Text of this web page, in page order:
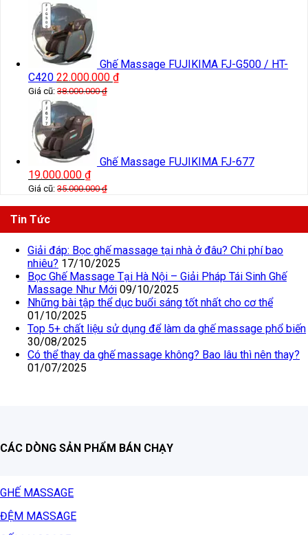
Ghế Massage FUJIKIMA FJ-G500 / HT-
C420 22.000.000 ₫
Giá cũ: 38.000.000₫
Ghế Massage FUJIKIMA FJ-677
19.000.000 ₫
Giá cũ: 35.000.000₫
Tin Tức
Giải đáp: Bọc ghế massage tại nhà ở đâu? Chi phí bao
nhiêu? 17/10/2025
Bọc Ghế Massage Tại Hà Nội – Giải Pháp Tái Sinh Ghế
Massage Như Mới 09/10/2025
Những bài tập thể dục buổi sáng tốt nhất cho cơ thể
01/10/2025
Top 5+ chất liệu sử dụng để làm da ghế massage phổ biến
30/08/2025
Có thể thay da ghế massage không? Bao lâu thì nên thay?
01/07/2025
CÁC DÒNG SẢN PHẨM BÁN CHẠY
GHẾ MASSAGE
ĐỆM MASSAGE